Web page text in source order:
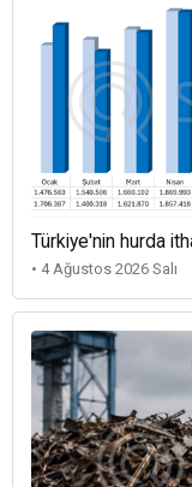
Türkiye'nin hurda
• 4 Ağustos 2026 Salı